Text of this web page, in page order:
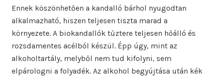
Ennek köszönhetően a kandalló bárhol nyugodtan
alkalmazható, hiszen teljesen tiszta marad a
környezete. A biokandallók tűztere teljesen hőálló és
rozsdamentes acélból készül. Épp úgy, mint az
alkoholtartály, melyből nem tud kifolyni, sem
elpárologni a folyadék. Az alkohol begyújtása után kék